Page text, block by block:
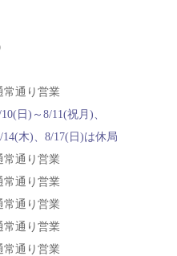
通り営業
日)～8/11(祝月)、
木)、8/17(日)は休局
営業
常通り営業
り営業
営業
り営業